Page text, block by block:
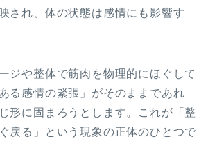
され、体の状態は感情にも影響す
ジや整体で筋肉を物理的にほぐして
る感情の緊張」がそのままであれ
形に固まろうとします。これが「整
戻る」という現象の正体のひとつで